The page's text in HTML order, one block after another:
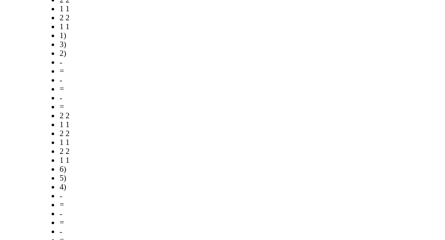
1 1
2 2
1 1
1)
3)
2)
-
=
-
=
-
=
2 2
1 1
2 2
1 1
2 2
1 1
6)
5)
4)
-
=
-
=
-